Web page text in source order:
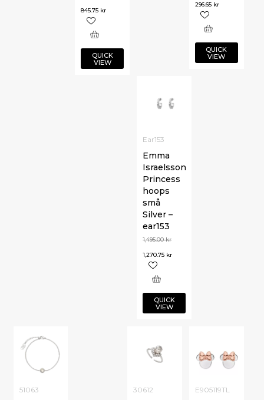
845.75 kr
QUICK
VIEW
296.65 kr
QUICK
VIEW
Ear153
Emma
Israelsson
Princess
hoops
små
Silver –
ear153
1,495.00kr
1,270.75 kr
QUICK
VIEW
E905119TL
51063 30612